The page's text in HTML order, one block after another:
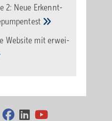
2: Neue Erkennt­
Web­site mit erwei­